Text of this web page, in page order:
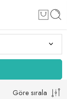
Göre sırala